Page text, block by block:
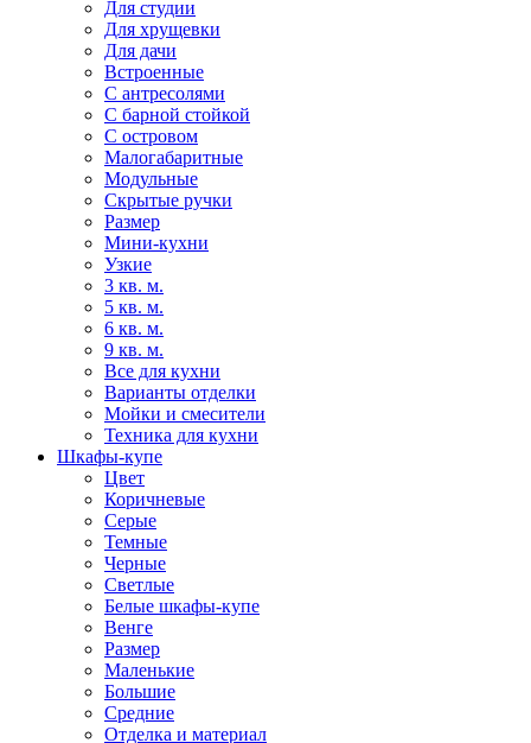
Для студии
Для хрущевки
Для дачи
Встроенные
С антресолями
С барной стойкой
С островом
Малогабаритные
Модульные
Скрытые ручки
Размер
Мини-кухни
Узкие
3 кв. м.
5 кв. м.
6 кв. м.
9 кв. м.
Все для кухни
Варианты отделки
Мойки и смесители
Техника для кухни
Шкафы-купе
Цвет
Коричневые
Серые
Темные
Черные
Светлые
Белые шкафы-купе
Венге
Размер
Маленькие
Большие
Средние
Отделка и материал